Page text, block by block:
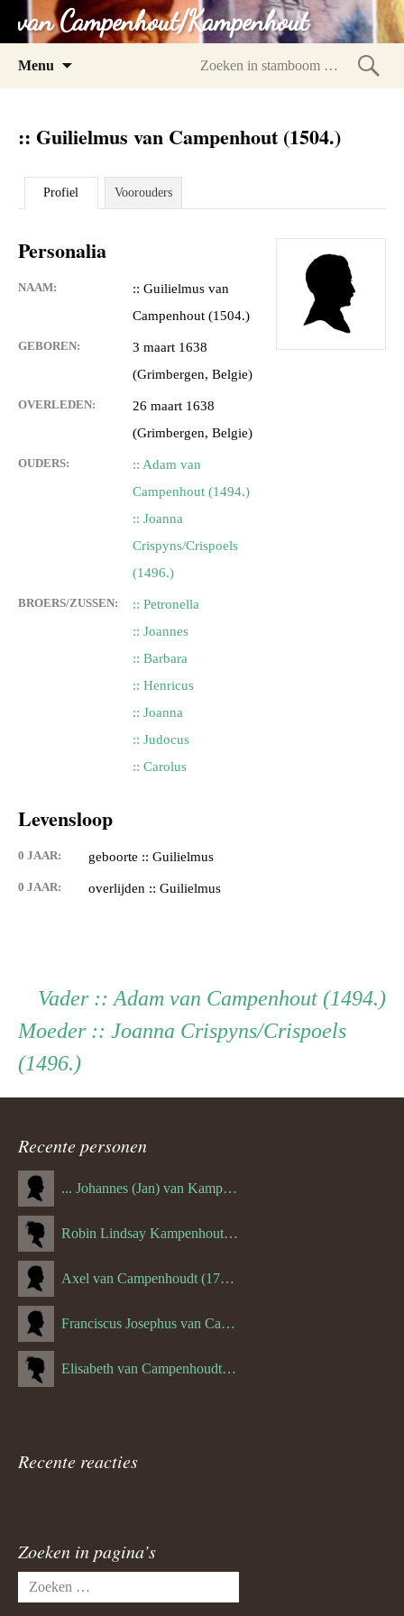
van Campenhout/Kampenhout
Menu
:: Guilielmus van Campenhout (1504.)
Profiel Voorouders
Personalia
NAAM:
:: Guilielmus van
Campenhout (1504.)
GEBOREN:
3 maart 1638
(Grimbergen, Belgie)
OVERLEDEN:
26 maart 1638
(Grimbergen, Belgie)
OUDERS:
:: Adam van
Campenhout (1494.)
:: Joanna
Crispyns/Crispoels
(1496.)
BROERS/ZUSSEN:
:: Petronella
:: Joannes
:: Barbara
:: Henricus
:: Joanna
:: Judocus
:: Carolus
Levensloop
0 JAAR: geboorte :: Guilielmus
0 JAAR: overlijden :: Guilielmus
Persoon
ouder
Vader Vader
:: Adam van Campenhout (1494.)
Moeder Moeder
:: Joanna Crispyns/Crispoels
(1496.)
Recente personen
... Johannes (Jan) van Kampenhout (1311.)
Robin Lindsay Kampenhout (1346.) (06-03-2023)
Axel van Campenhoudt (1738.)
Franciscus Josephus van Campenhoudt (1719.) (10-08-1875)
Elisabeth van Campenhoudt (1716.) (28-05-1870)
Recente reacties
Zoeken in pagina’s
Zoeken
naar: